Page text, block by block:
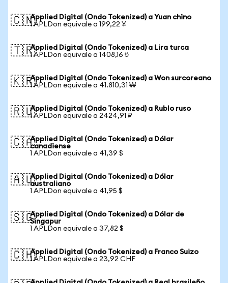
🇨🇳Applied Digital (Ondo Tokenized) a Yuan chino
1 APLDon equivale a 199,22 ¥
🇹🇷Applied Digital (Ondo Tokenized) a Lira turca
1 APLDon equivale a 1408,16 ₺
🇰🇷Applied Digital (Ondo Tokenized) a Won surcoreano
1 APLDon equivale a 41.810,31 ₩
🇷🇺Applied Digital (Ondo Tokenized) a Rublo ruso
1 APLDon equivale a 2424,91 ₽
🇨🇦Applied Digital (Ondo Tokenized) a Dólar
canadiense
1 APLDon equivale a 41,39 $
🇦🇺Applied Digital (Ondo Tokenized) a Dólar
australiano
1 APLDon equivale a 41,95 $
🇸🇬Applied Digital (Ondo Tokenized) a Dólar de
Singapur
1 APLDon equivale a 37,82 $
🇨🇭Applied Digital (Ondo Tokenized) a Franco Suizo
1 APLDon equivale a 23,92 CHF